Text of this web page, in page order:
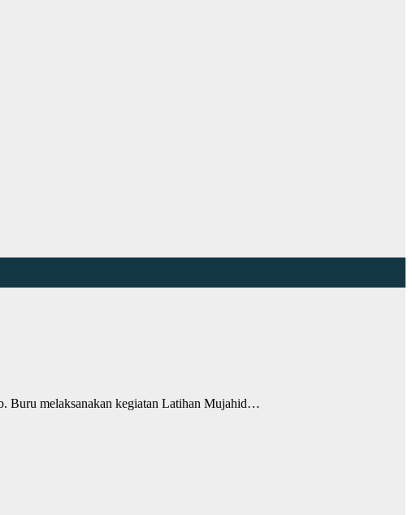
Buru melaksanakan kegiatan Latihan Mujahid…